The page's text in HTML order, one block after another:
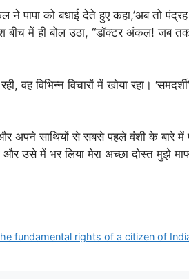
को बधाई देते हुए कहा,’अब तो पंद्रह
बीच में ही बोल उठा, “डॉक्टर अंकल! जब
वह विभिन्न विचारों में खोया रहा।
अपने साथियों से सबसे पहले वंशी के बारे में
उसे में भर लिया मेरा अच्छा दोस्त मुझे
the fundamental rights of a citizen of